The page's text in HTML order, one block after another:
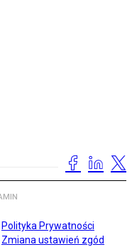
Polityka Prywatności
Zmiana ustawień zgód